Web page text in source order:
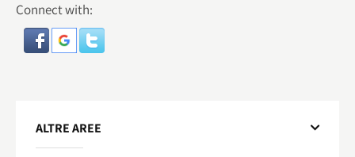
Connect with:
ALTRE AREE